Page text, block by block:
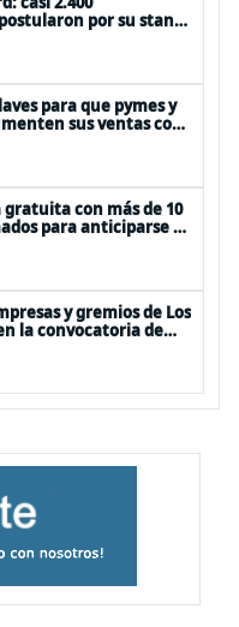
por su stand
2026
para que pymes y
sus ventas con
con más de 10
para anticiparse al
y gremios de Los
la convocatoria de